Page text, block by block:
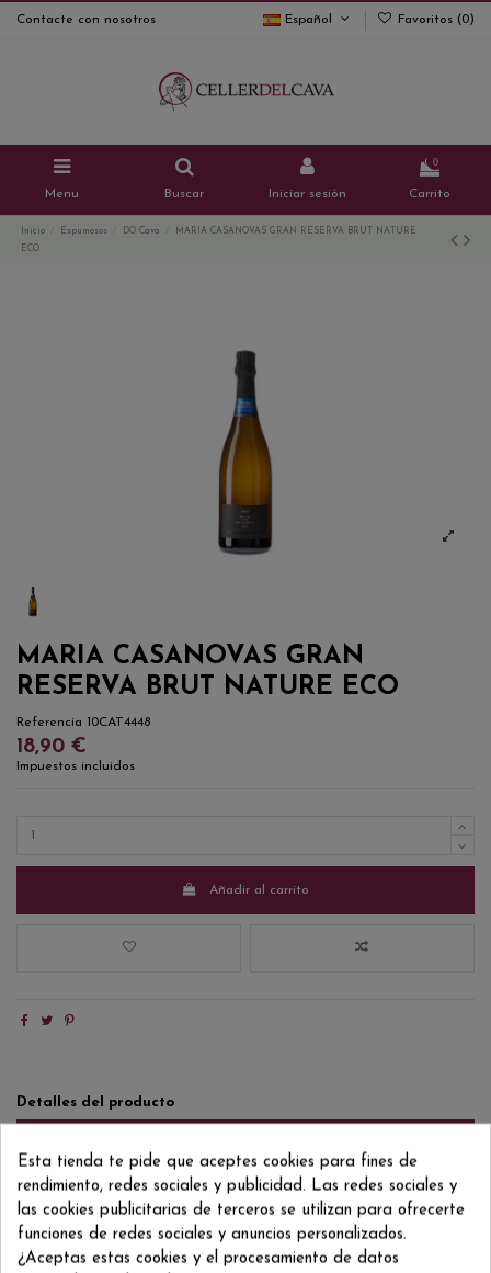
Contacte con nosotros Español Favoritos (0)
Menu Buscar Iniciar sesión
0
Carrito
Inicio Espumosos DO Cava
MARIA CASANOVAS GRAN RESERVA BRUT NATURE
ECO
MARIA CASANOVAS GRAN
RESERVA BRUT NATURE ECO
Referencia 10CAT4448
18,90 €
Impuestos incluidos
Añadir al carrito
Detalles del producto
Formato/Format 75 CL
Grado/Grau 11,5% VOL.
ean13 8437007933000
Esta tienda te pide que aceptes cookies para fines de
rendimiento, redes sociales y publicidad. Las redes sociales y
las cookies publicitarias de terceros se utilizan para ofrecerte
funciones de redes sociales y anuncios personalizados.
¿Aceptas estas cookies y el procesamiento de datos